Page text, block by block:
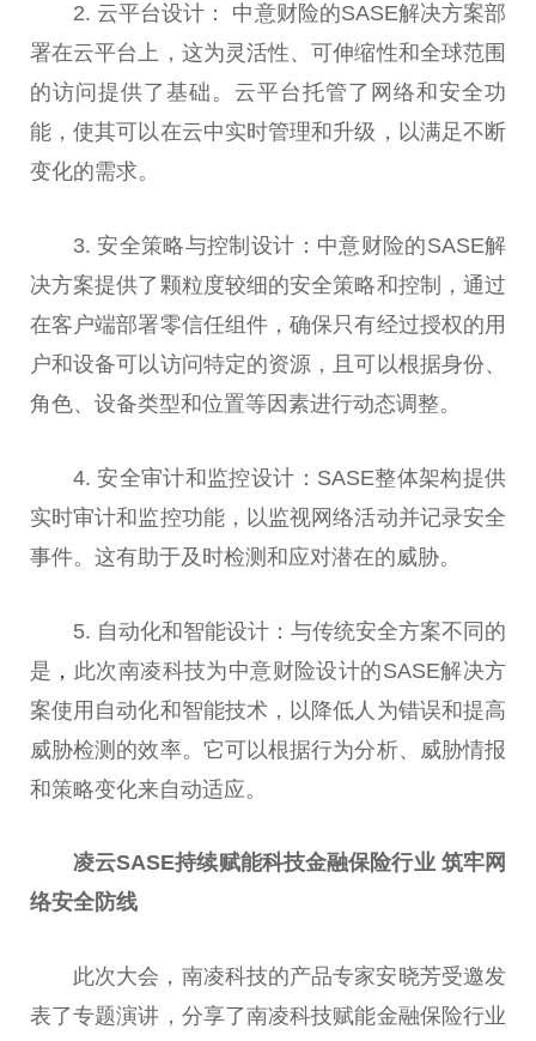
2. 云平台设计： 中意财险的SASE解决方案部
署在云平台上，这为灵活性、可伸缩性和全球范围
的访问提供了基础。云平台托管了网络和安全功
能，使其可以在云中实时管理和升级，以满足不断
变化的需求。
3. 安全策略与控制设计：中意财险的SASE解
决方案提供了颗粒度较细的安全策略和控制，通过
在客户端部署零信任组件，确保只有经过授权的用
户和设备可以访问特定的资源，且可以根据身份、
角色、设备类型和位置等因素进行动态调整。
4. 安全审计和监控设计：SASE整体架构提供
实时审计和监控功能，以监视网络活动并记录安全
事件。这有助于及时检测和应对潜在的威胁。
5. 自动化和智能设计：与传统安全方案不同的
是 ， 此次南凌科技为中意财险设计的SASE解决方
案使用自动化和智能技术，以降低人为错误和提高
威胁检测的效率。它可以根据行为分析、威胁情报
和策略变化来自动适应。
凌云SASE持续赋能科技金融保险行业 筑牢网
络安全防线
此次大会，南凌科技的产品专家安晓芳受邀发
表了专题演讲，分享了南凌科技赋能金融保险行业